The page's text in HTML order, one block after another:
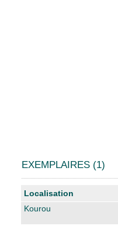
EXEMPLAIRES (1)
Liste des exemplaires
Localisation
Kourou